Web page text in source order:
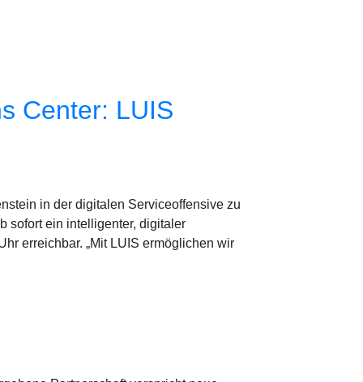
Center: LUIS
in der digitalen Serviceoffensive zu
sofort ein intelligenter, digitaler
erreichbar. „Mit LUIS ermöglichen wir